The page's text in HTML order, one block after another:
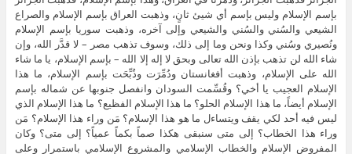
بإسم الإسلام وليس بإسم أي شيئ ثانٍ، وذهبت العراق بإسم الإسلام والصراع
الشيعي والسُني والسُني والشيعي وإلى آخره، وذهبت سوريا بإسم الإسلام
ونُصيري وسُني وكذا ونحن وما إلى ذلك، وسوف تذهب مصر – لا قدَّر الله، وإن
شاء الله لن تذهب بإذن الله تعالى وبحق لا إله إلا الله – بإسم الإسلام، يا ما شاء
الله على الإسلام، وذهبت أفغانستان ودُمِّرَت وذُبِّحَت بإسم الإسلام، ما هذا
الإسلام العجيب يا أخي؟ وقُسِّمت السودان وانفصل جنوبها عن شماله بإسم
الإسلام أيضاً، ما هذا الإسلام الحلو؟ ما هذا الإسلام الفظيع؟ ما هذا الإسلام الذي
ليس فيه أحد لكي يقف ويتساءل ما هو هذا الإسلام؟ مَن وراء هذا الإسلام؟ مَن
وراء هذا الخطاب؟ إلى متى سنبقى هكذا صماً بكماً عمياً؟ إلى متى؟ وكان
المفروض الإسلام والخطاب الإسلامي والمشروع الإسلامي باستمرار وعلى